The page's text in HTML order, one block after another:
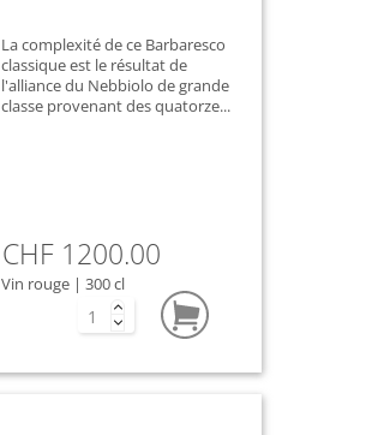
La complexité de ce Barbaresco
classique est le résultat de
l'alliance du Nebbiolo de grande
classe provenant des quatorze...
CHF 1200.00
Vin rouge | 300 cl